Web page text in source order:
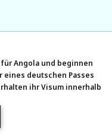
Angola und beginnen
eines deutschen Passes
ihr Visum innerhalb